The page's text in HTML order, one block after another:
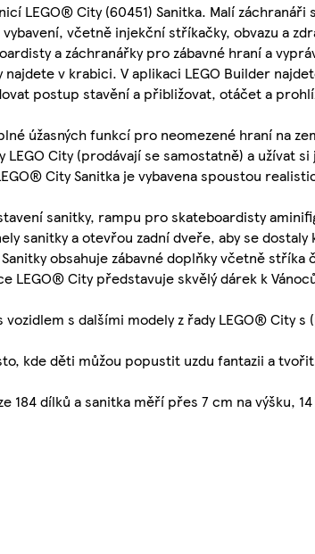
LEGO® City (60451) Sanitka. Malí
včetně injekční stříkačky, obvazu a
a záchranářky pro zábavné hraní a
v krabici. V aplikaci LEGO Builder
postup stavění a přibližovat, otáčet a
úžasných funkcí pro neomezené hraní na
City (prodávají se samostatně) a užívat
City Sanitka je vybavena spoustou
sanitky, rampu pro skateboardisty
sanitky a otevřou zadní dveře, aby se
obsahuje zábavné doplňky včetně stříka
LEGO® City představuje skvělý dárek k
s dalšími modely z řady LEGO® City
kde děti můžou popustit uzdu fantazii a
184 dílků a sanitka měří přes 7 cm na výšku,